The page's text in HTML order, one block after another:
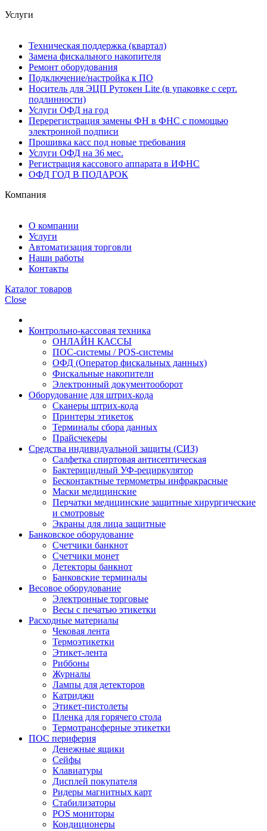
Услуги
Техническая поддержка (квартал)
Замена фискального накопителя
Ремонт оборудования
Подключение/настройка к ПО
Носитель для ЭЦП Рутокен Lite (в упаковке с серт.
подлинности)
Услуги ОФД на год
Перерегистрация замены ФН в ФНС с помощью
электронной подписи
Прошивка касс под новые требования
Услуги ОФД на 36 мес.
Регистрация кассового аппарата в ИФНС
ОФД ГОД В ПОДАРОК
Компания
О компании
Услуги
Автоматизация торговли
Наши работы
Контакты
Каталог товаров
Close
Контрольно-кассовая техника
ОНЛАЙН КАССЫ
ПОС-системы / POS-системы
ОФД (Оператор фискальных данных)
Фискальные накопители
Электронный документооборот
Оборудование для штрих-кода
Сканеры штрих-кода
Принтеры этикеток
Терминалы сбора данных
Прайсчекеры
Средства индивидуальной защиты (СИЗ)
Салфетка спиртовая антисептическая
Бактерицидный УФ-рециркулятор
Бесконтактные термометры инфракрасные
Маски медицинские
Перчатки медицинские защитные хирургические
и смотровые
Экраны для лица защитные
Банковское оборудование
Счетчики банкнот
Счетчики монет
Детекторы банкнот
Банковские терминалы
Весовое оборудование
Электронные торговые
Весы с печатью этикетки
Расходные материалы
Чековая лента
Термоэтикетки
Этикет-лента
Риббоны
Журналы
Лампы для детекторов
Катриджи
Этикет-пистолеты
Пленка для горячего стола
Термотрансферные этикетки
ПОС периферия
Денежные ящики
Сейфы
Клавиатуры
Дисплей покупателя
Ридеры магнитных карт
Стабилизаторы
POS мониторы
Кондиционеры